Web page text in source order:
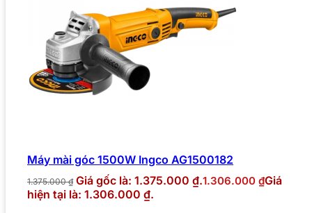
Máy mài góc 1500W Ingco AG1500182
1.375.000₫ Giá gốc là: 1.375.000 ₫.1.306.000 ₫Giá
hiện tại là: 1.306.000 ₫.